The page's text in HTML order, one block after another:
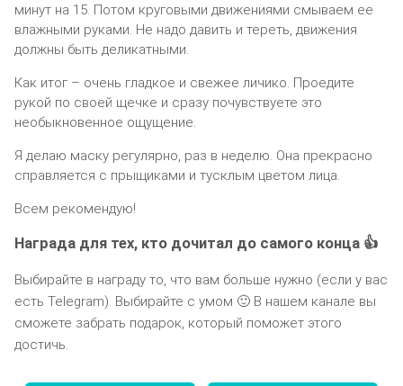
минут на 15. Потом круговыми движениями смываем ее
влажными руками. Не надо давить и тереть, движения
должны быть деликатными.
Как итог – очень гладкое и свежее личико. Проедите
рукой по своей щечке и сразу почувствуете это
необыкновенное ощущение.
Я делаю маску регулярно, раз в неделю. Она прекрасно
справляется с прыщиками и тусклым цветом лица.
Всем рекомендую!
Награда для тех, кто дочитал до самого конца 👍
Выбирайте в награду то, что вам больше нужно (если у вас
есть Telegram). Выбирайте с умом 🙂 В нашем канале вы
сможете забрать подарок, который поможет этого
достичь.